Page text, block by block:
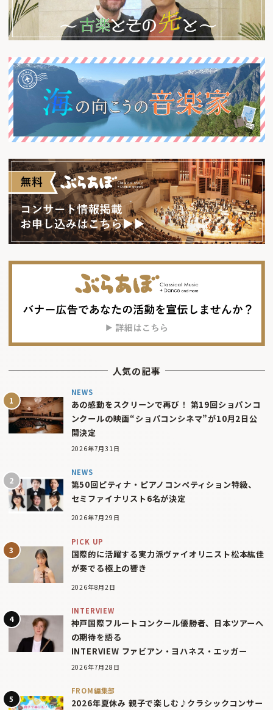
人気の記事
NEWS
あの感動をスクリーンで再び！ 第19回ショパンコ
ンクールの映画“ショパコンシネマ”が10月2日公
開決定
2026年7月31日
NEWS
第50回ピティナ・ピアノコンペティション特級、
セミファイナリスト6名が決定
2026年7月29日
PICK UP
国際的に活躍する実力派ヴァイオリニスト松本紘佳
が奏でる極上の響き
2026年8月2日
INTERVIEW
神戸国際フルートコンクール優勝者、日本ツアーへ
の期待を語る
INTERVIEW ファビアン・ヨハネス・エッガー
2026年7月28日
FROM編集部
2026年夏休み 親子で楽しむ♪クラシックコンサー